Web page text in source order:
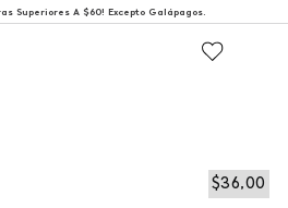
Superiores A $60! Excepto Galápagos.
$36,00